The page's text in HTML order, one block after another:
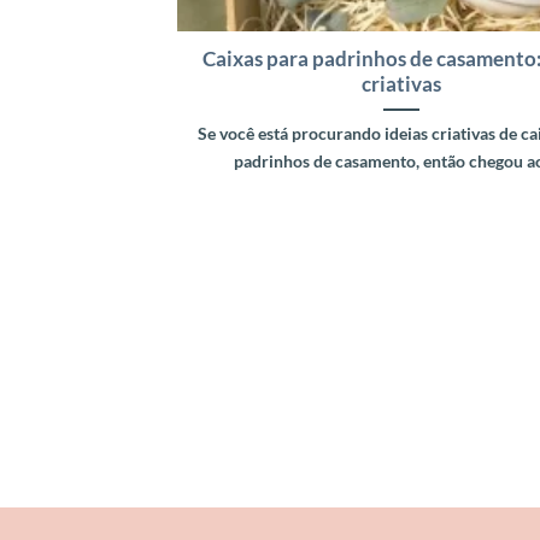
Caixas para padrinhos de
criativas
Se você está procurando ideias criativas de
padrinhos de casamento, então chegou